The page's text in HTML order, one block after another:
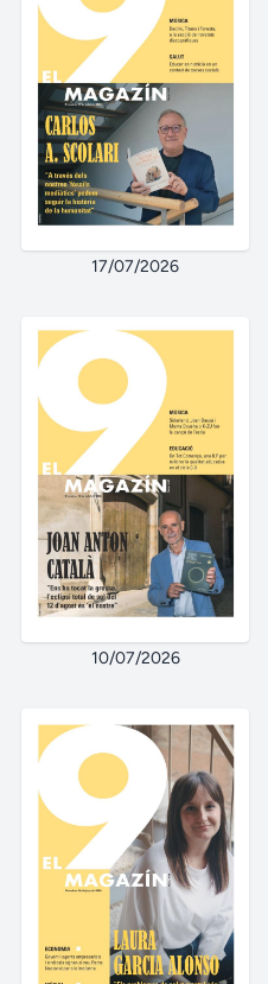
17/07/2026
10/07/2026